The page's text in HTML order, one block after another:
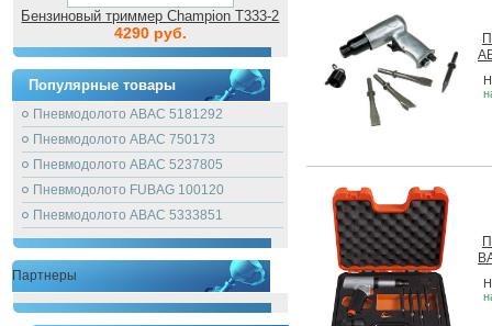
Бензиновый триммер Champion T333-2
4290 руб.
Популярные товары
Пневмодолото ABAC 5181292
Пневмодолото ABAC 750173
Пневмодолото ABAC 5237805
Пневмодолото FUBAG 100120
Пневмодолото ABAC 5333851
Партнеры